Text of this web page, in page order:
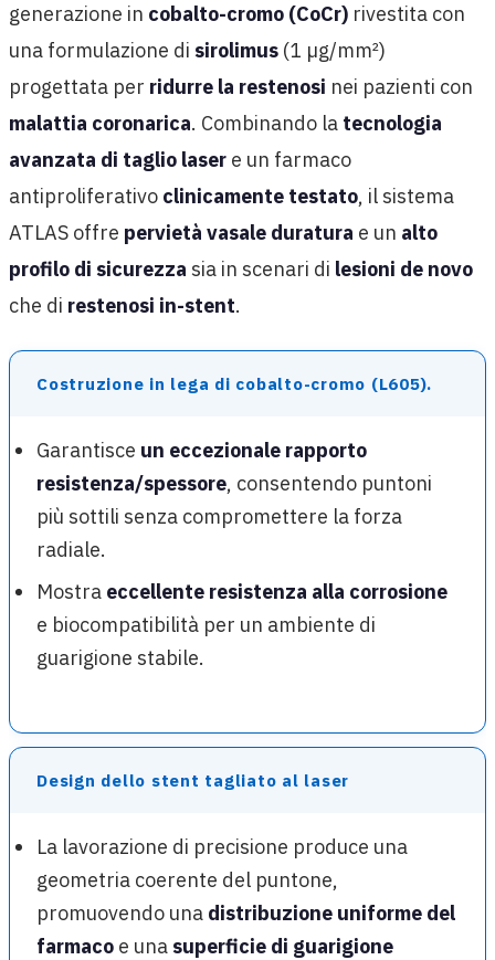
generazione in cobalto-cromo (CoCr) rivestita con
una formulazione di sirolimus (1 µg/mm²)
progettata per ridurre la restenosi nei pazienti con
malattia coronarica. Combinando la tecnologia
avanzata di taglio laser e un farmaco
antiproliferativo clinicamente testato, il sistema
ATLAS offre pervietà vasale duratura e un alto
profilo di sicurezza sia in scenari di lesioni de novo
che di restenosi in-stent.
Costruzione in lega di cobalto-cromo (L605).
Garantisce un eccezionale rapporto
resistenza/spessore, consentendo puntoni
più sottili senza compromettere la forza
radiale.
Mostra eccellente resistenza alla corrosione
e biocompatibilità per un ambiente di
guarigione stabile.
Design dello stent tagliato al laser
La lavorazione di precisione produce una
geometria coerente del puntone,
promuovendo una distribuzione uniforme del
farmaco e una superficie di guarigione